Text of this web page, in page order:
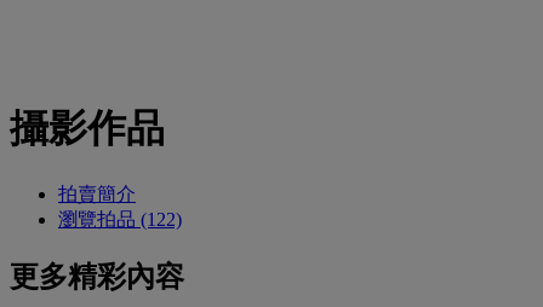
攝影作品
拍賣簡介
瀏覽拍品 (122)
更多精彩內容